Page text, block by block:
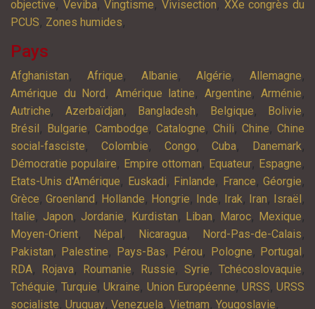
objective, Veviba,Vingtisme,Vivisection, XXe congrès du
PCUS, Zones humides,
Pays
Afghanistan, Afrique, Albanie, Algérie, Allemagne,
Amérique du Nord , Amérique latine, Argentine, Arménie,
Autriche, Azerbaïdjan, Bangladesh, Belgique, Bolivie,
Brésil , Bulgarie, Cambodge, Catalogne, Chili, Chine, Chine
social-fasciste, Colombie, Congo,Cuba, Danemark,
Démocratie populaire, Empire ottoman, Equateur, Espagne,
Etats-Unis d'Amérique, Euskadi, Finlande, France,Géorgie,
Grèce, Groenland , Hollande, Hongrie, Inde, Irak, Iran, Israël ,
Italie, Japon, Jordanie, Kurdistan, Liban, Maroc, Mexique,
Moyen-Orient, Népal , Nicaragua, Nord-Pas-de-Calais,
Pakistan, Palestine, Pays-Bas, Pérou, Pologne, Portugal ,
RDA, Rojava, Roumanie, Russie, Syrie, Tchécoslovaquie,
Tchéquie,Turquie,Ukraine, Union Européenne, URSS,URSS
socialiste, Uruguay, Venezuela, Vietnam, Yougoslavie,